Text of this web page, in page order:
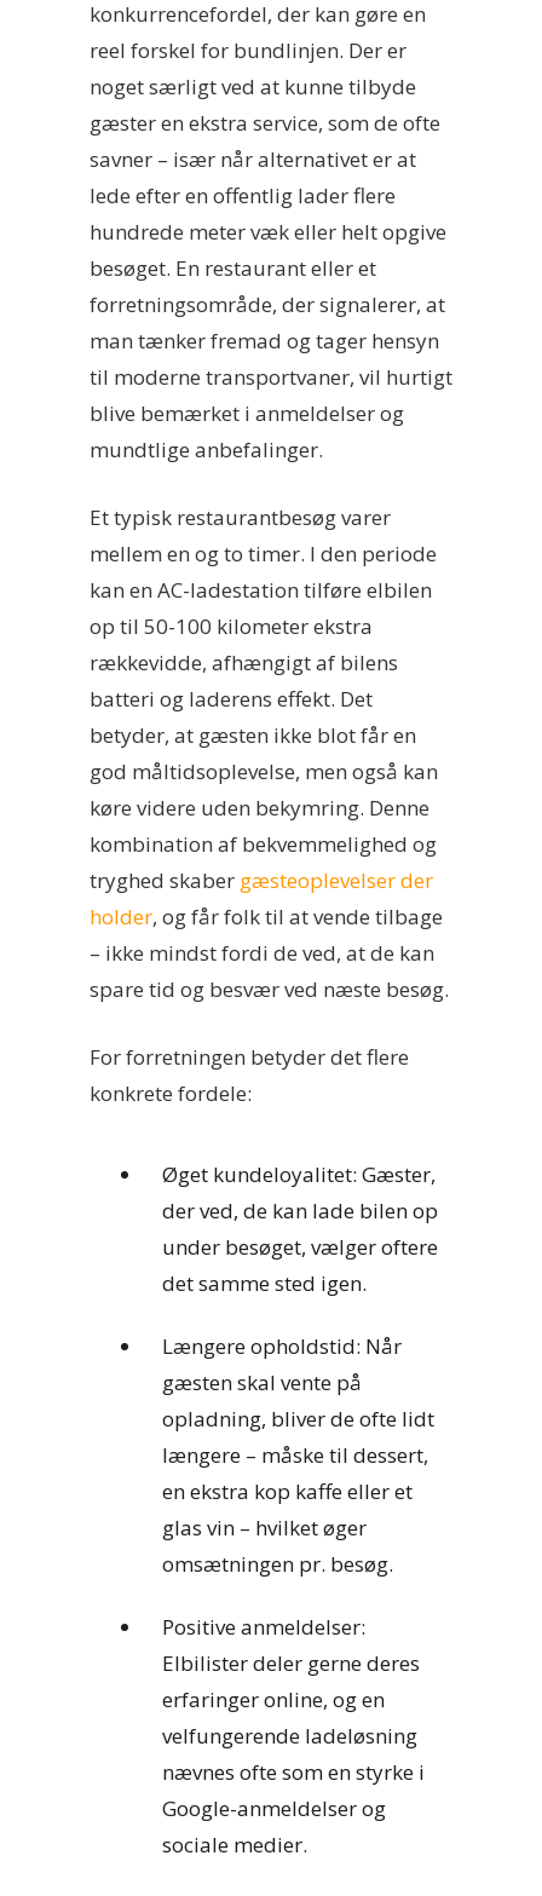
konkurrencefordel, der kan gøre en
reel forskel for bundlinjen. Der er
noget særligt ved at kunne tilbyde
gæster en ekstra service, som de ofte
savner – især når alternativet er at
lede efter en offentlig lader flere
hundrede meter væk eller helt opgive
besøget. En restaurant eller et
forretningsområde, der signalerer, at
man tænker fremad og tager hensyn
til moderne transportvaner, vil hurtigt
blive bemærket i anmeldelser og
mundtlige anbefalinger.
Et typisk restaurantbesøg varer
mellem en og to timer. I den periode
kan en AC-ladestation tilføre elbilen
op til 50-100 kilometer ekstra
rækkevidde, afhængigt af bilens
batteri og laderens effekt. Det
betyder, at gæsten ikke blot får en
god måltidsoplevelse, men også kan
køre videre uden bekymring. Denne
kombination af bekvemmelighed og
tryghed skaber gæsteoplevelser der
holder, og får folk til at vende tilbage
– ikke mindst fordi de ved, at de kan
spare tid og besvær ved næste besøg.
For forretningen betyder det flere
konkrete fordele:
Øget kundeloyalitet: Gæster,
der ved, de kan lade bilen op
under besøget, vælger oftere
det samme sted igen.
Længere opholdstid: Når
gæsten skal vente på
opladning, bliver de ofte lidt
længere – måske til dessert,
en ekstra kop kaffe eller et
glas vin – hvilket øger
omsætningen pr. besøg.
Positive anmeldelser:
Elbilister deler gerne deres
erfaringer online, og en
velfungerende ladeløsning
nævnes ofte som en styrke i
Google-anmeldelser og
sociale medier.